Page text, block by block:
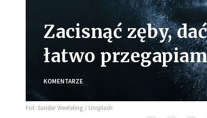
Zacisnąć zęby,
łatwo
KOMENTARZE
Fot. Sander Weeteling / Unsplash